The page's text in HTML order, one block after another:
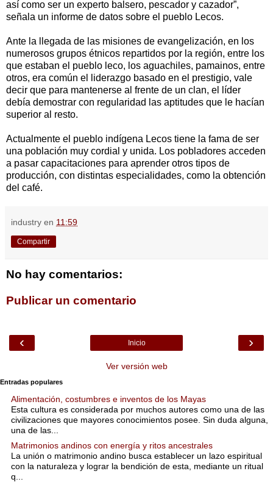
así como ser un experto balsero, pescador y cazador”,
señala un informe de datos sobre el pueblo Lecos.
Ante la llegada de las misiones de evangelización, en los
numerosos grupos étnicos repartidos por la región, entre los
que estaban el pueblo leco, los aguachiles, pamainos, entre
otros, era común el liderazgo basado en el prestigio, vale
decir que para mantenerse al frente de un clan, el líder
debía demostrar con regularidad las aptitudes que le hacían
superior al resto.
Actualmente el pueblo indígena Lecos tiene la fama de ser
una población muy cordial y unida. Los pobladores acceden
a pasar capacitaciones para aprender otros tipos de
producción, con distintas especialidades, como la obtención
del café.
industry en 11:59
Compartir
No hay comentarios:
Publicar un comentario
‹ ›
Inicio
Ver versión web
Entradas populares
Alimentación, costumbres e inventos de los Mayas
Esta cultura es considerada por muchos autores como una de las
civilizaciones que mayores conocimientos posee. Sin duda alguna,
una de las...
Matrimonios andinos con energía y ritos ancestrales
La unión o matrimonio andino busca establecer un lazo espiritual
con la naturaleza y lograr la bendición de esta, mediante un ritual
q...